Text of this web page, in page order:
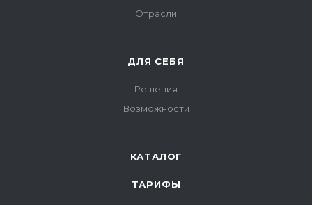
Отрасли
ДЛЯ СЕБЯ
Решения
Возможности
КАТАЛОГ
ТАРИФЫ